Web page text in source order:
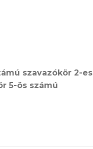
szavazókör 2-es
5-ös számú